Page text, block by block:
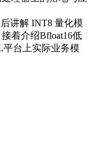
讲解 INT8 量化模
着介绍Bfloat16低
台上实际业务模